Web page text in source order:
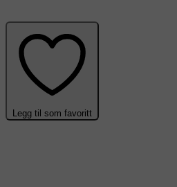
Legg til som favoritt